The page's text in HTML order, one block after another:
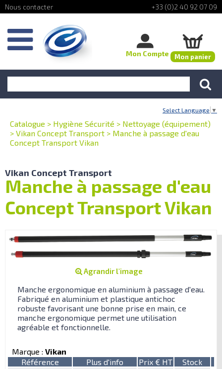
+33 (0)2 40 92 07 09
Mon Compte Mon panier
Select Language ▼
Catalogue > Hygiène Sécurité > Nettoyage (équipement)
> Vikan Concept Transport > Manche à passage d'eau
Concept Transport Vikan
Vikan Concept Transport
Manche à passage d'eau
Concept Transport Vikan
Agrandir l'image
Manche ergonomique en aluminium à passage d'eau.
Fabriqué en aluminium et plastique antichoc
robuste favorisant une bonne prise en main, ce
manche ergonomique permet une utilisation
agréable et fonctionnelle.
Marque : Vikan
Référence
Plus d'info Prix € HT
Stock